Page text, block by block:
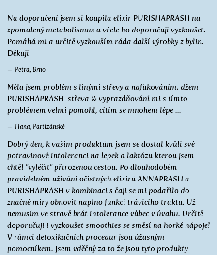
Na doporučení jsem si koupila elixír PURISHAPRASH na
zpomalený metabolismus a vřele ho doporučuji vyzkoušet.
Pomáhá mi a určitě vyzkouším ráda další výrobky z bylin.
Děkuji
Petra, Brno
Měla jsem problém s línými střevy a nafukováním, džem
PURISHAPRASH-střeva & vyprazdňování mi s tímto
problémem velmi pomohl, cítím se mnohem lépe ...
Hana, Partizánské
Dobrý den, k vašim produktům jsem se dostal kvůli své
potravinové intoleranci na lepek a laktózu kterou jsem
chtěl "vyléčit" přirozenou cestou. Po dlouhodobém
pravidelném užívání očistných elixírů ANNAPRASH a
PURISHAPRASH v kombinaci s čaji se mi podařilo do
značné míry obnovit naplno funkci trávicího traktu. Už
nemusím ve stravě brát intolerance vůbec v úvahu. Určitě
doporučuji i vyzkoušet smoothies se směsí na horké nápoje!
V rámci detoxikačních procedur jsou úžasným
pomocníkem. Jsem vděčný za to že jsou tyto produkty